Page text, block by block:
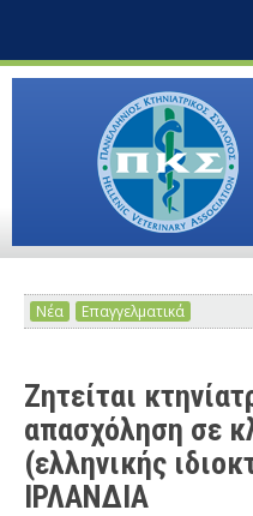
Νέα Επαγγελματικά
Ζητείται
απασχόληση σε
(ελληνικής
ΙΡΛΑΝΔΙΑ